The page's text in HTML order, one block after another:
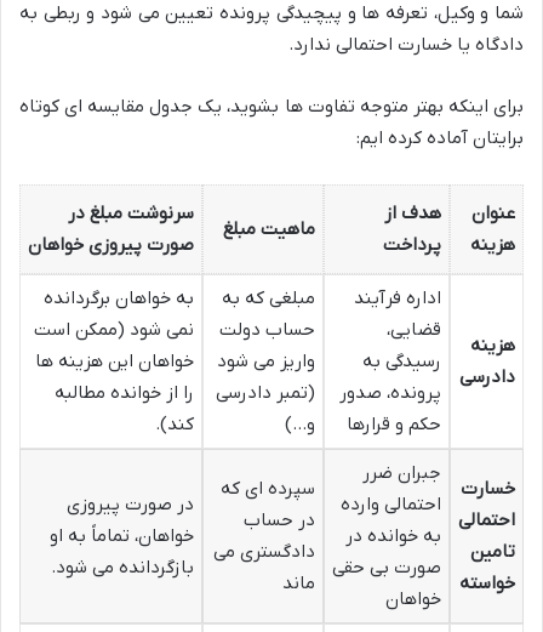
شما و وکیل، تعرفه ها و پیچیدگی پرونده تعیین می شود و ربطی به
دادگاه یا خسارت احتمالی ندارد.
برای اینکه بهتر متوجه تفاوت ها بشوید، یک جدول مقایسه ای کوتاه
برایتان آماده کرده ایم:
عنوان
هزینه
هدف از
پرداخت
ماهیت مبلغ
سرنوشت مبلغ در
صورت پیروزی خواهان
هزینه
دادرسی
اداره فرآیند
قضایی،
رسیدگی به
پرونده، صدور
حکم و قرارها
مبلغی که به
حساب دولت
واریز می شود
(تمبر دادرسی
و…)
به خواهان برگردانده
نمی شود (ممکن است
خواهان این هزینه ها
را از خوانده مطالبه
کند).
خسارت
احتمالی
تامین
خواسته
جبران ضرر
احتمالی وارده
به خوانده در
صورت بی حقی
خواهان
سپرده ای که
در حساب
دادگستری می
ماند
در صورت پیروزی
خواهان، تماماً به او
بازگردانده می شود.